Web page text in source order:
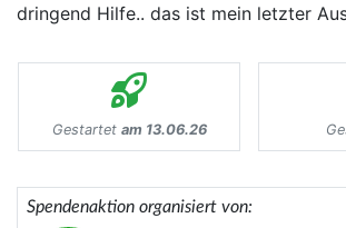
dringend Hilfe.. das ist mein letzter
Gestartet am 13.06.26
Spendenaktion organisiert von: